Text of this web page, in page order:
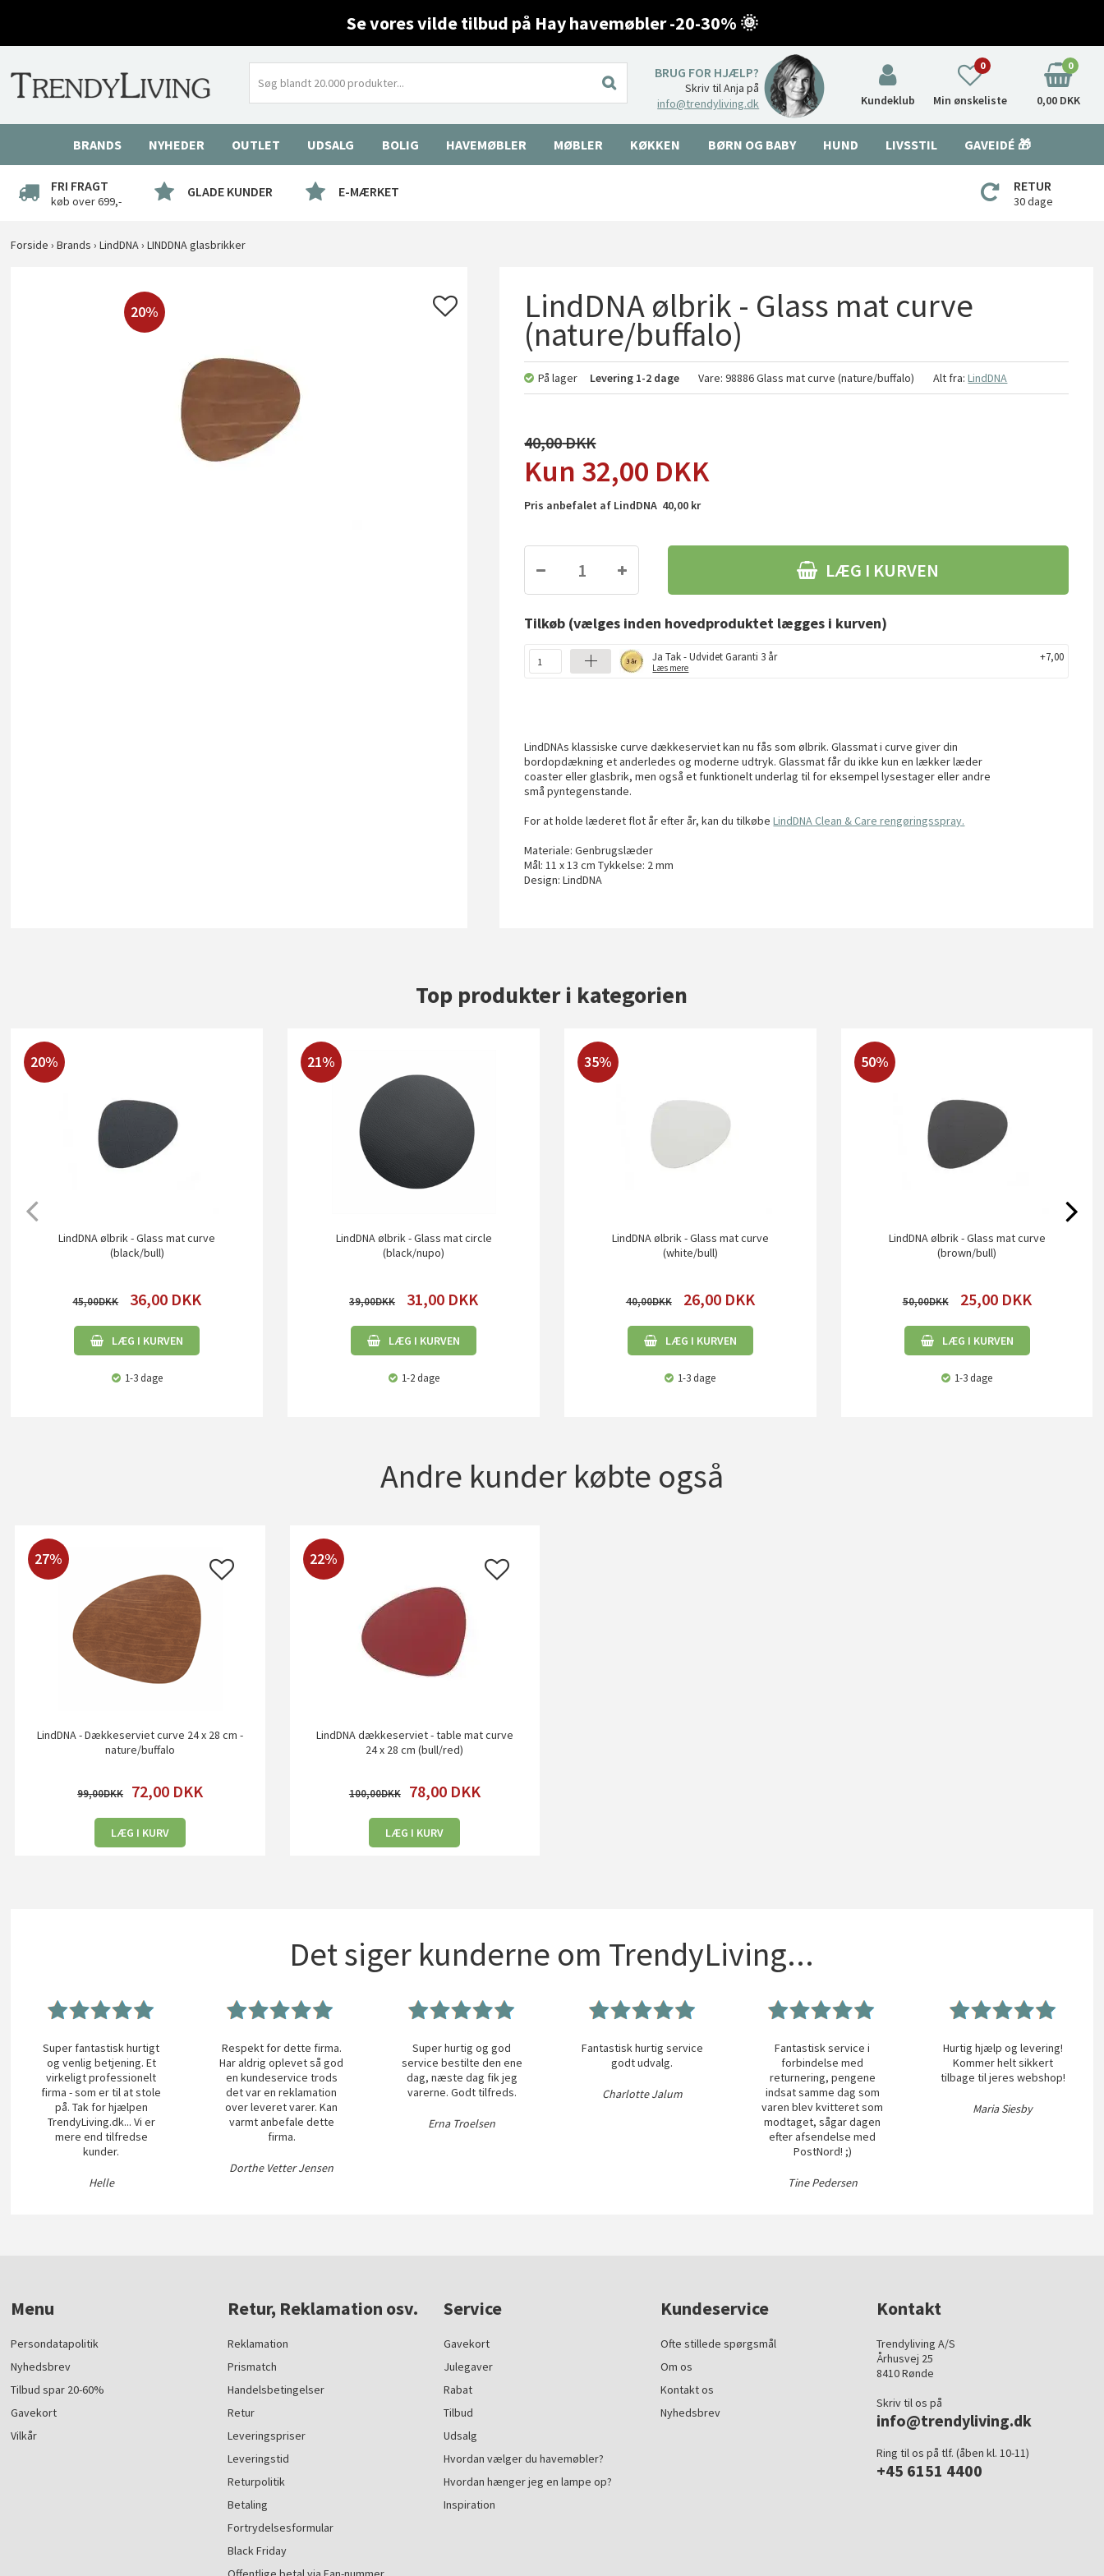
Se vores vilde tilbud på Hay havemøbler -20-30% 🌞
BRUG FOR HJÆLP?
Skriv til Anja på
info@trendyliving.dk
Kundeklub Min ønskeliste
0 0
0,00 DKK
BRANDS NYHEDER OUTLET UDSALG BOLIG HAVEMØBLER MØBLER KØKKEN BØRN OG BABY HUND LIVSSTIL GAVEIDÉ 🎁
FRI FRAGT
køb over 699,-
GLADE KUNDER E-MÆRKET RETUR
30 dage
Forside ›Brands ›LindDNA›LINDDNA glasbrikker
20% LindDNA ølbrik - Glass mat curve
(nature/buffalo)
På lager Levering 1-2 dage Vare:98886 Glass mat curve (nature/buffalo) Alt fra:LindDNA
40,00
32,00 DKK
Pris anbefalet af LindDNA 40,00 kr
LÆG I KURVEN
Tilkøb (vælges inden hovedproduktet lægges i kurven)
Ja Tak - Udvidet Garanti 3 år
Læs mere
+7,00
LindDNAs klassiske curve dækkeserviet kan nu fås som ølbrik. Glassmat i curve giver din
bordopdækning et anderledes og moderne udtryk. Glassmat får du ikke kun en lækker læder
coaster eller glasbrik, men også et funktionelt underlag til for eksempel lysestager eller andre
små pyntegenstande.
For at holde læderet flot år efter år, kan du tilkøbeLindDNA Clean & Care rengøringsspray.
Materiale: Genbrugslæder
Mål: 11 x 13 cm Tykkelse: 2 mm
Design: LindDNA
Top produkter i kategorien
20%
LindDNA ølbrik - Glass mat curve
(black/bull)
45,00 36,00 DKK
LÆG I KURVEN
1-3 dage
21%
LindDNA ølbrik - Glass mat circle
(black/nupo)
39,00 31,00 DKK
LÆG I KURVEN
1-2 dage
35%
LindDNA ølbrik - Glass mat curve
(white/bull)
40,00 26,00 DKK
LÆG I KURVEN
1-3 dage
50%
LindDNA ølbrik - Glass mat curve
(brown/bull)
50,00 25,00 DKK
LÆG I KURVEN
1-3 dage
Andre kunder købte også
27%
LindDNA - Dækkeserviet curve 24 x 28 cm -
nature/buffalo
99,00 72,00 DKK
LÆG I KURV
22%
LindDNA dækkeserviet - table mat curve
24 x 28 cm (bull/red)
100,00 78,00 DKK
LÆG I KURV
Det siger kunderne om TrendyLiving...
Super fantastisk hurtigt
og venlig betjening. Et
virkeligt professionelt
firma - som er til at stole
på. Tak for hjælpen
TrendyLiving.dk... Vi er
mere end tilfredse
kunder.
Helle
Respekt for dette firma.
Har aldrig oplevet så god
en kundeservice trods
det var en reklamation
over leveret varer. Kan
varmt anbefale dette
firma.
Dorthe Vetter Jensen
Super hurtig og god
service bestilte den ene
dag, næste dag fik jeg
varerne. Godt tilfreds.
Erna Troelsen
Fantastisk hurtig service
godt udvalg.
Charlotte Jalum
Fantastisk service i
forbindelse med
returnering, pengene
indsat samme dag som
varen blev kvitteret som
modtaget, sågar dagen
efter afsendelse med
PostNord! ;)
Tine Pedersen
Hurtig hjælp og levering!
Kommer helt sikkert
tilbage til jeres webshop!
Maria Siesby
Menu
Persondatapolitik
Nyhedsbrev
Tilbud spar 20-60%
Gavekort
Vilkår
Retur, Reklamation osv.
Reklamation
Prismatch
Handelsbetingelser
Retur
Leveringspriser
Leveringstid
Returpolitik
Betaling
Fortrydelsesformular
Black Friday
Service
Gavekort
Julegaver
Rabat
Tilbud
Udsalg
Hvordan vælger du havemøbler?
Hvordan hænger jeg en lampe op?
Inspiration
Kundeservice
Ofte stillede spørgsmål
Om os
Kontakt os
Nyhedsbrev
Kontakt
Trendyliving A/S
Århusvej 25
8410 Rønde
Skriv til os på
info@trendyliving.dk
Ring til os på tlf. (åben kl. 10-11)
+45 6151 4400